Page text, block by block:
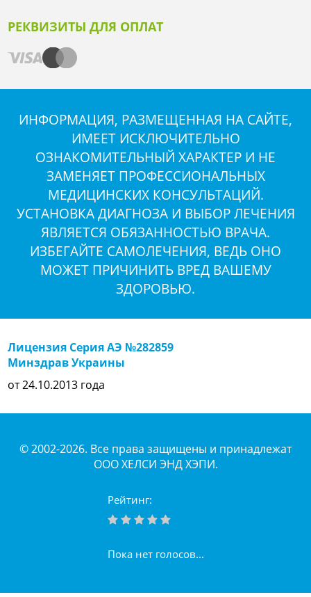
РЕКВИЗИТЫ ДЛЯ ОПЛАТ
ИНФОРМАЦИЯ, РАЗМЕЩЕННАЯ НА САЙТЕ,
ИМЕЕТ ИСКЛЮЧИТЕЛЬНО
ОЗНАКОМИТЕЛЬНЫЙ ХАРАКТЕР И НЕ
ЗАМЕНЯЕТ ПРОФЕССИОНАЛЬНЫХ
МЕДИЦИНСКИХ КОНСУЛЬТАЦИЙ.
УСТАНОВКА ДИАГНОЗА И ВЫБОР ЛЕЧЕНИЯ
ЯВЛЯЕТСЯ ОБЯЗАННОСТЬЮ ВРАЧА.
ИЗБЕГАЙТЕ САМОЛЕЧЕНИЯ, ВЕДЬ ОНО
МОЖЕТ ПРИЧИНИТЬ ВРЕД ВАШЕМУ
ЗДОРОВЬЮ.
Лицензия Серия АЭ №282859
Минздрав Украины
от 24.10.2013 года
© 2002-2026. Все права защищены и принадлежат
ООО ХЕЛСИ ЭНД ХЭПИ.
Рейтинг:
Пока нет голосов...